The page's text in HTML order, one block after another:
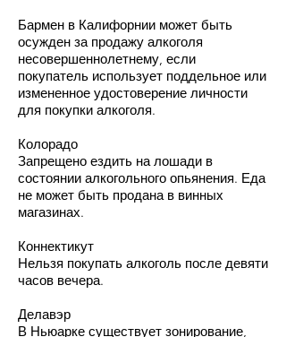
Бармен в Калифорнии может быть
осужден за продажу алкоголя
несовершеннолетнему, если
покупатель использует поддельное или
измененное удостоверение личности
для покупки алкоголя.
Колорадо
Запрещено ездить на лошади в
состоянии алкогольного опьянения. Еда
не может быть продана в винных
магазинах.
Коннектикут
Нельзя покупать алкоголь после девяти
часов вечера.
Делавэр
В Ньюарке существует зонирование,